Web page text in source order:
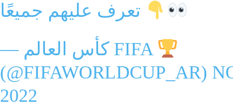
— كأس العالم FIFA
(@FIFAWORLDCUP_AR)
2022